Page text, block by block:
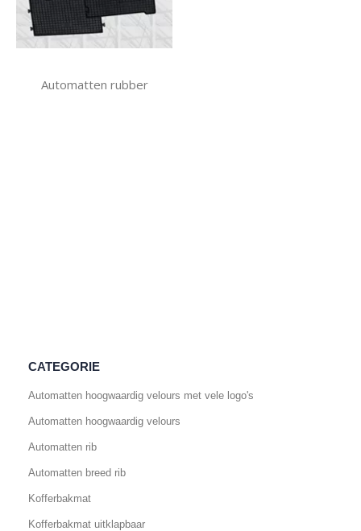
Automatten rubber
CATEGORIE
Automatten hoogwaardig velours met vele logo's
Automatten hoogwaardig velours
Automatten rib
Automatten breed rib
Kofferbakmat
Kofferbakmat uitklapbaar